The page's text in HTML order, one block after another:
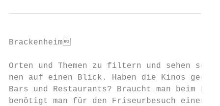
Brackenheim
Orten und Themen zu filtern und sehen so
nen auf einen Blick. Haben die Kinos
Bars und Restaurants? Braucht man beim
benötigt man für den Friseurbesuch einen